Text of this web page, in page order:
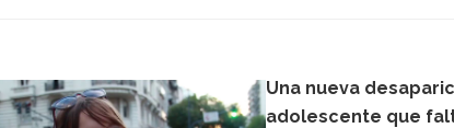
Una nueva
adolescente que